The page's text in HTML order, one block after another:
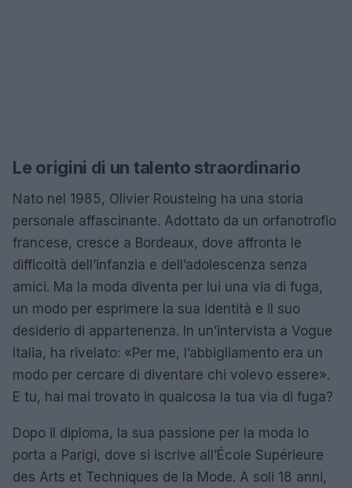
Le origini di un talento straordinario
Nato nel 1985, Olivier Rousteing ha una storia
personale affascinante. Adottato da un orfanotrofio
francese, cresce a Bordeaux, dove affronta le
difficoltà dell’infanzia e dell’adolescenza senza
amici. Ma la moda diventa per lui una via di fuga,
un modo per esprimere la sua identità e il suo
desiderio di appartenenza. In un’intervista a Vogue
Italia, ha rivelato: «Per me, l’abbigliamento era un
modo per cercare di diventare chi volevo essere».
E tu, hai mai trovato in qualcosa la tua via di fuga?
Dopo il diploma, la sua passione per la moda lo
porta a Parigi, dove si iscrive all’École Supérieure
des Arts et Techniques de la Mode. A soli 18 anni,